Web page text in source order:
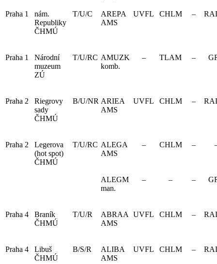
Praha 1
nám.
Republiky
ČHMÚ
T/U/C
AREPA
AMS
UVFL CHLM –
Praha 1
Národní
muzeum
ZÚ
T/U/RC AMUZK
komb.
– TLAM –
Praha 2
Riegrovy
sady
ČHMÚ
B/U/NR ARIEA
AMS
UVFL CHLM –
Praha 2
Legerova
(hot spot)
ČHMÚ
T/U/RC ALEGA
AMS
– CHLM –
ALEGM
man.
– – –
Praha 4
Braník
ČHMÚ
T/U/R
ABRAA
AMS
UVFL CHLM –
Praha 4
Libuš
ČHMÚ
B/S/R
ALIBA
AMS
UVFL CHLM –